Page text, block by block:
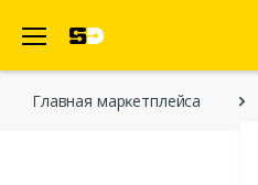
Главная марĸетплейса